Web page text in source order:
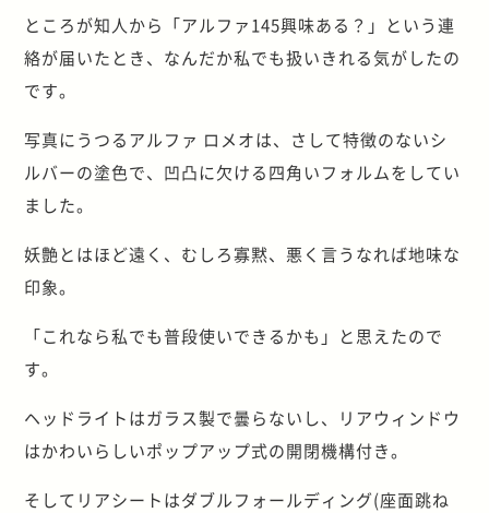
ところが知人から「アルファ145興味ある？」という連
絡が届いたとき、なんだか私でも扱いきれる気がしたの
です。
写真にうつるアルファ ロメオは、さして特徴のないシ
ルバーの塗色で、凹凸に欠ける四角いフォルムをしてい
ました。
妖艶とはほど遠く、むしろ寡黙、悪く言うなれば地味な
印象。
「これなら私でも普段使いできるかも」と思えたので
す。
ヘッドライトはガラス製で曇らないし、リアウィンドウ
はかわいらしいポップアップ式の開閉機構付き。
そしてリアシートはダブルフォールディング(座面跳ね